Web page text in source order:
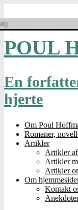
POUL
En
hjerte
Om Poul
Romaner,
Artikler
Artikler
Artikler
Artikler
Om
Kontakt